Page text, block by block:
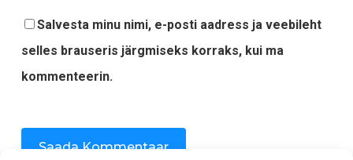
Salvesta minu nimi, e-posti aadress ja veebileht
selles brauseris järgmiseks korraks, kui ma
kommenteerin.